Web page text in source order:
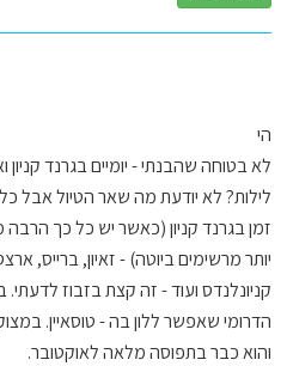
הי
לא בטוחה שהבנתי - יומיים בגרנד קניון
לילות? לא יודעת מה שאר הטיול אבל
זמן בגרנד קניון (כאשר יש כל כך הרבה
יותר מרשימים ביוטה) - זאיון, ברייס,
קניונלנדס ועוד - זה קצת בזבוז
הדרומי שאפשר ללון בה - טוסאיין.
והוא כבר בתפוסה מלאה לאוקטובר.